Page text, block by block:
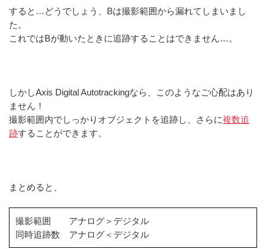
すると…どうでしょう、Bは撮影範囲から漏れてしまいまし
た。
これではBが動いたときに追跡することはできません…。
しかしAxis Digital Autotrackingなら、このようなご心配はあり
ません！
撮影範囲内でしっかりオブジェクトを追跡し、さらに複数追
跡することができます。
まとめると、
撮影範囲 アナログ＞デジタル
同時追跡数 アナログ＜デジタル